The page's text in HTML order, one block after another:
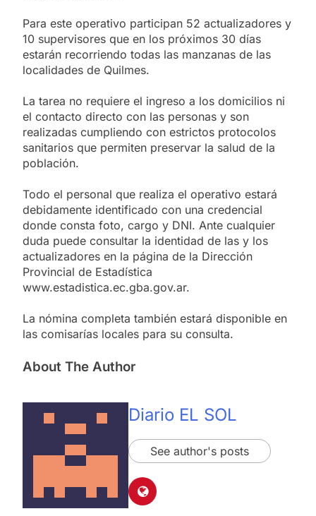
Para este operativo participan 52 actualizadores y
10 supervisores que en los próximos 30 días
estarán recorriendo todas las manzanas de las
localidades de Quilmes.
La tarea no requiere el ingreso a los domicilios ni
el contacto directo con las personas y son
realizadas cumpliendo con estrictos protocolos
sanitarios que permiten preservar la salud de la
población.
Todo el personal que realiza el operativo estará
debidamente identificado con una credencial
donde consta foto, cargo y DNI. Ante cualquier
duda puede consultar la identidad de las y los
actualizadores en la página de la Dirección
Provincial de Estadística
www.estadistica.ec.gba.gov.ar.
La nómina completa también estará disponible en
las comisarías locales para su consulta.
About The Author
Diario EL SOL
See author's posts